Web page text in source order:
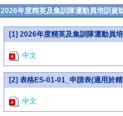
2026年度精英及集訓隊運動員培訓資
[1] 2026年度精英及集訓隊運動員
中文
[2] 表格ES-01-01_申請表(適用於
中文